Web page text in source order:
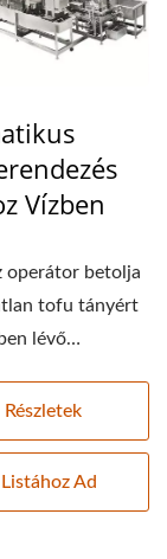
Vízben
operátor betolja
tofu tányért
lévő
Részletek
Listához Ad